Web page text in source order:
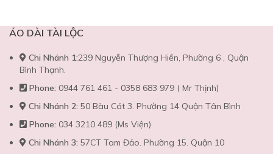
ÁO DÀI TÀI LỘC
Chi Nhánh 1:239 Nguyễn Thượng Hiền, Phường 6 , Quận
Bình Thạnh.
Phone: 0944 761 461 - 0358 683 979 ( Mr Thịnh)
Chi Nhánh 2: 50 Bàu Cát 3. Phường 14 Quận Tân Bình
Phone: 034 3210 489 (Ms Viện)
Chi Nhánh 3: 57CT Tam Đảo. Phường 15. Quận 10